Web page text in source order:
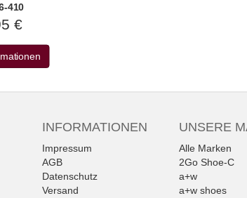
410
€
INFORMATIONEN
Impressum
AGB
Datenschutz
Versand
UNSERE
Alle Marken
2Go Shoe-C
a+w
a+w shoes